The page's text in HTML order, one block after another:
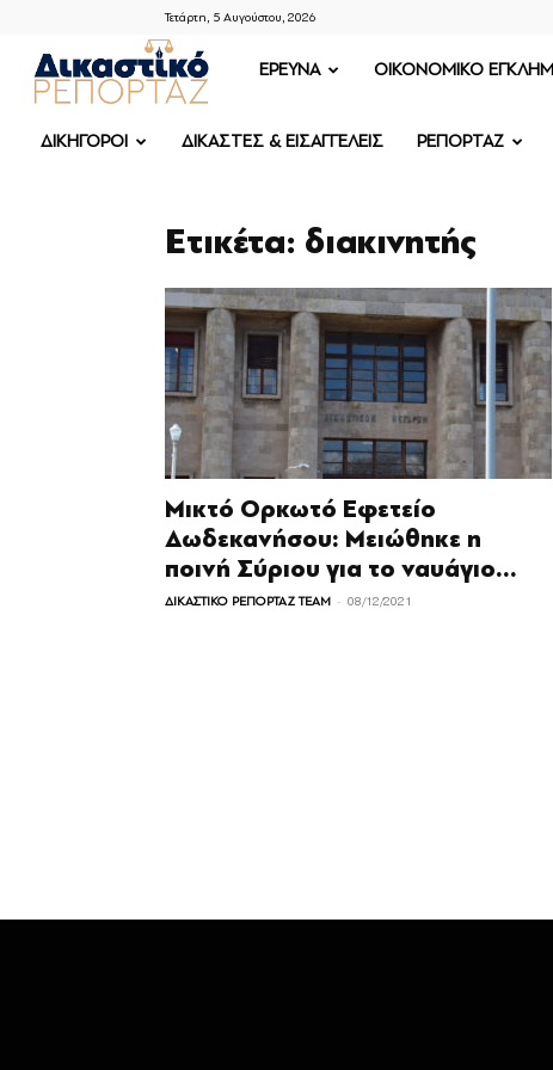
Τετάρτη, 5 Αυγούστου, 2026
ΔΙΚΑΣΤΙΚΟ
ΡΕΠΟΡΤΑΖ
ΕΡΕΥΝΑ OIKONOMIKO
ΔΙΚΗΓΟΡΟΙ ΔΙΚΑΣΤΕΣ & ΕΙΣΑΓΓΕΛΕΙΣ ΡΕΠΟΡΤΑΖ
Ετικέτα: διακινητής
Μικτό Ορκωτό Εφετείο
Δωδεκανήσου: Μειώθηκε η
ποινή Σύριου για το ναυάγιο...
ΔΙΚΑΣΤΙΚΟ ΡΕΠΟΡΤΑΖ TEAM - 08/12/2021